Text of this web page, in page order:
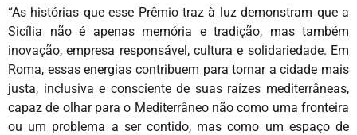
“As histórias que esse Prêmio traz à luz demonstram que a
Sicília não é apenas memória e tradição, mas também
inovação, empresa responsável, cultura e solidariedade. Em
Roma, essas energias contribuem para tornar a cidade mais
justa, inclusiva e consciente de suas raízes mediterrâneas,
capaz de olhar para o Mediterrâneo não como uma fronteira
ou um problema a ser contido, mas como um espaço de